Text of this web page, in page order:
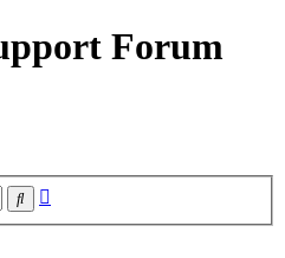
Forum
Suche